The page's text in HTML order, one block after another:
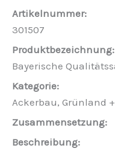
301507
Bayerische
Ackerbau, Grünland